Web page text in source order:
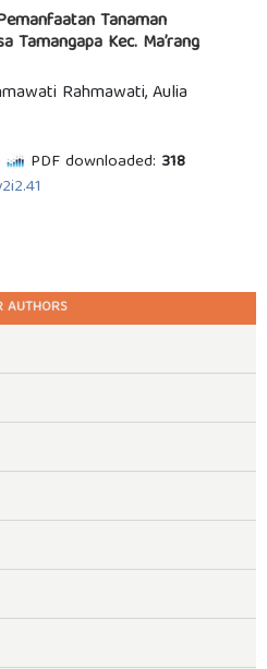
Tanaman
Tamangapa Kec. Ma’rang
Rahmawati, Aulia
PDF downloaded: 318
AUTHORS